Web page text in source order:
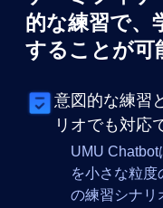
的な練習で、
することが可
意図的な練習
リオでも対応
UMU
を小さな粒度
の練習シナリ